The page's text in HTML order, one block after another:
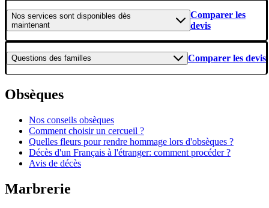
Nos services sont disponibles dès
maintenant
Comparer les
devis
Questions des familles Comparer les devis
Obsèques
Nos conseils obsèques
Comment choisir un cercueil ?
Quelles fleurs pour rendre hommage lors d'obsèques ?
Décès d'un Français à l'étranger: comment procéder ?
Avis de décès
Marbrerie